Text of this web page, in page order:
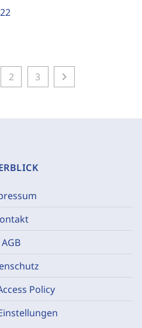
2 3 chevron_right
AGB
Policy